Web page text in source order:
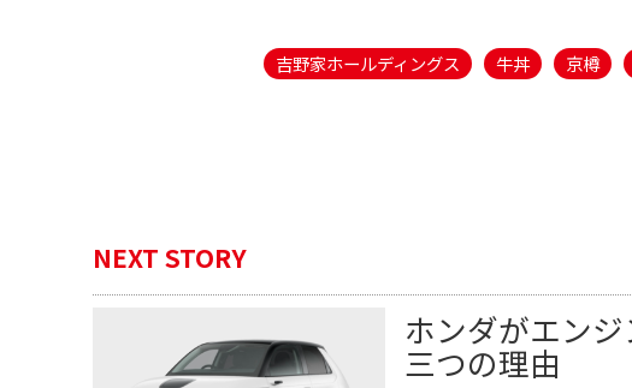
吉野家ホールディングス 牛丼 京樽
NEXT STORY
ホンダがエン
三つの理由